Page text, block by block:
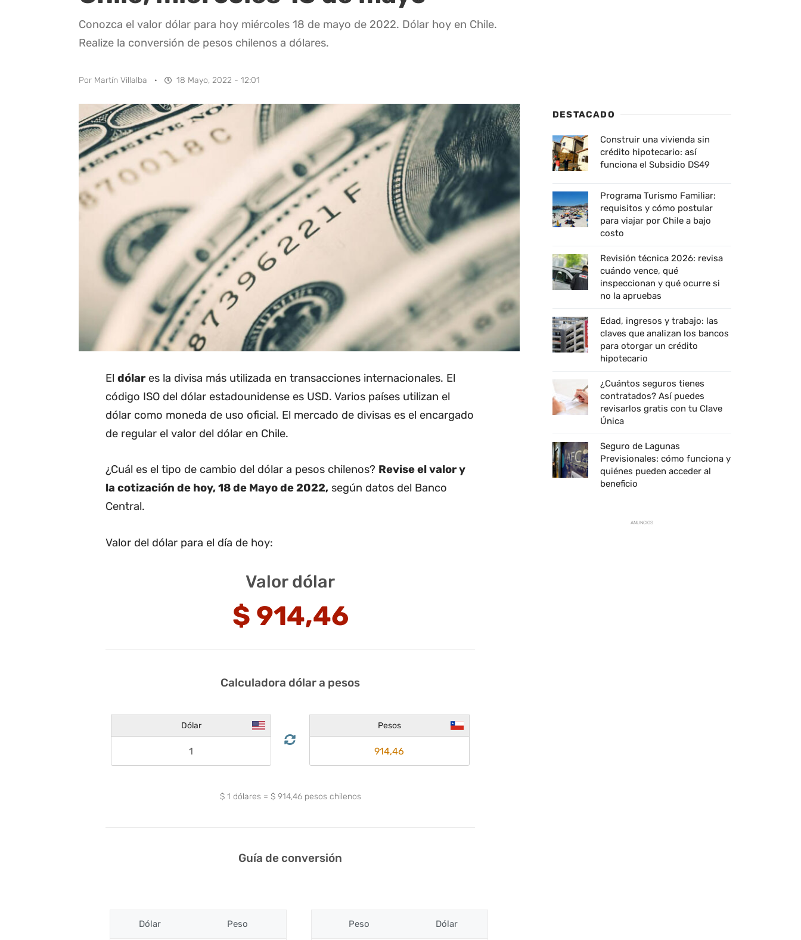
Conozca el valor dólar para hoy miércoles 18 de mayo de 2022. Dólar hoy en Chile.
Realize la conversión de pesos chilenos a dólares.
Por Martín Villalba · 18 Mayo, 2022 - 12:01
El dólares la divisa más utilizada en transacciones internacionales. El
código ISO del dólar estadounidense es USD. Varios países utilizan el
dólar como moneda de uso oficial. El mercado de divisas es el encargado
de regular el valor del dólar en Chile.
¿Cuál es el tipo de cambio del dólar a pesos chilenos? Revise el valor y
la cotización de hoy, 18 de Mayo de 2022, según datos del Banco
Central.
Valor del dólar para el día de hoy:
Valor dólar
$ 914,46
Calculadora dólar a pesos
Dólar Pesos
$ 1 dólares = $ 914,46pesos chilenos
Guía de conversión
Dólar Peso Peso Dólar
DESTACADO
Construir una vivienda sin
crédito hipotecario: así
funciona el Subsidio DS49
Programa Turismo Familiar:
requisitos y cómo postular
para viajar por Chile a bajo
costo
Revisión técnica 2026: revisa
cuándo vence, qué
inspeccionan y qué ocurre si
no la apruebas
Edad, ingresos y trabajo: las
claves que analizan los bancos
para otorgar un crédito
hipotecario
¿Cuántos seguros tienes
contratados? Así puedes
revisarlos gratis con tu Clave
Única
Seguro de Lagunas
Previsionales: cómo funciona y
quiénes pueden acceder al
beneficio
ANUNCIOS